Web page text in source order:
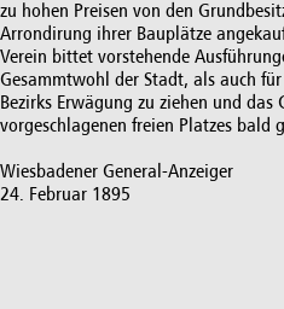
zu hohen Preisen von den
Arrondirung ihrer Bauplätze
Verein bittet vorstehende
Gesammtwohl der Stadt, als auch
Bezirks Erwägung zu ziehen und das
vorgeschlagenen freien Platzes bald
Wiesbadener General-Anzeiger
24. Februar 1895